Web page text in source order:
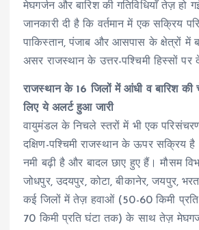
मेघगर्जन और बारिश की गतिविधियाँ तेज़ हो
जानकारी दी है कि वर्तमान में एक सक्रिय
पाकिस्तान, पंजाब और आसपास के क्षेत्रों में
असर राजस्थान के उत्तर-पश्चिमी हिस्सों पर
राजस्थान के 16 जिलों में आंधी व बारिश
लिए ये अलर्ट हुआ जारी
वायुमंडल के निचले स्तरों में भी एक परिसंचरण
दक्षिण-पश्चिमी राजस्थान के ऊपर सक्रिय
नमी बढ़ी है और बादल छाए हुए हैं। मौसम
जोधपुर, उदयपुर, कोटा, बीकानेर, जयपुर,
कई जिलों में तेज़ हवाओं (50-60 किमी
70 किमी प्रति घंटा तक) के साथ तेज़